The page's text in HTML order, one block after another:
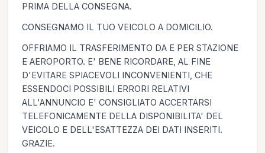
PRIMA DELLA CONSEGNA.
CONSEGNAMO IL TUO VEICOLO A DOMICILIO.
OFFRIAMO IL TRASFERIMENTO DA E PER STAZIONE
E AEROPORTO. E' BENE RICORDARE, AL FINE
D'EVITARE SPIACEVOLI INCONVENIENTI, CHE
ESSENDOCI POSSIBILI ERRORI RELATIVI
ALL'ANNUNCIO E' CONSIGLIATO ACCERTARSI
TELEFONICAMENTE DELLA DISPONIBILITA' DEL
VEICOLO E DELL'ESATTEZZA DEI DATI INSERITI.
GRAZIE.